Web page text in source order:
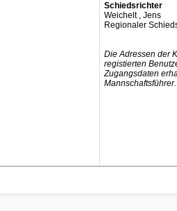
Schiedsrichter
Weichelt , Jens
Regionaler
Die Adressen der
registierten
Zugangsdaten
Mannschaftsführer.